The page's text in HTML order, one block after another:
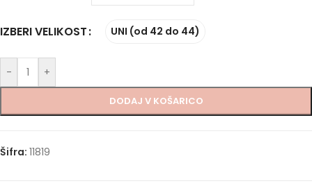
IZBERI VELIKOST UNI (od 42 do 44)
- +
DODAJ V KOŠARICO
Šifra: 11819